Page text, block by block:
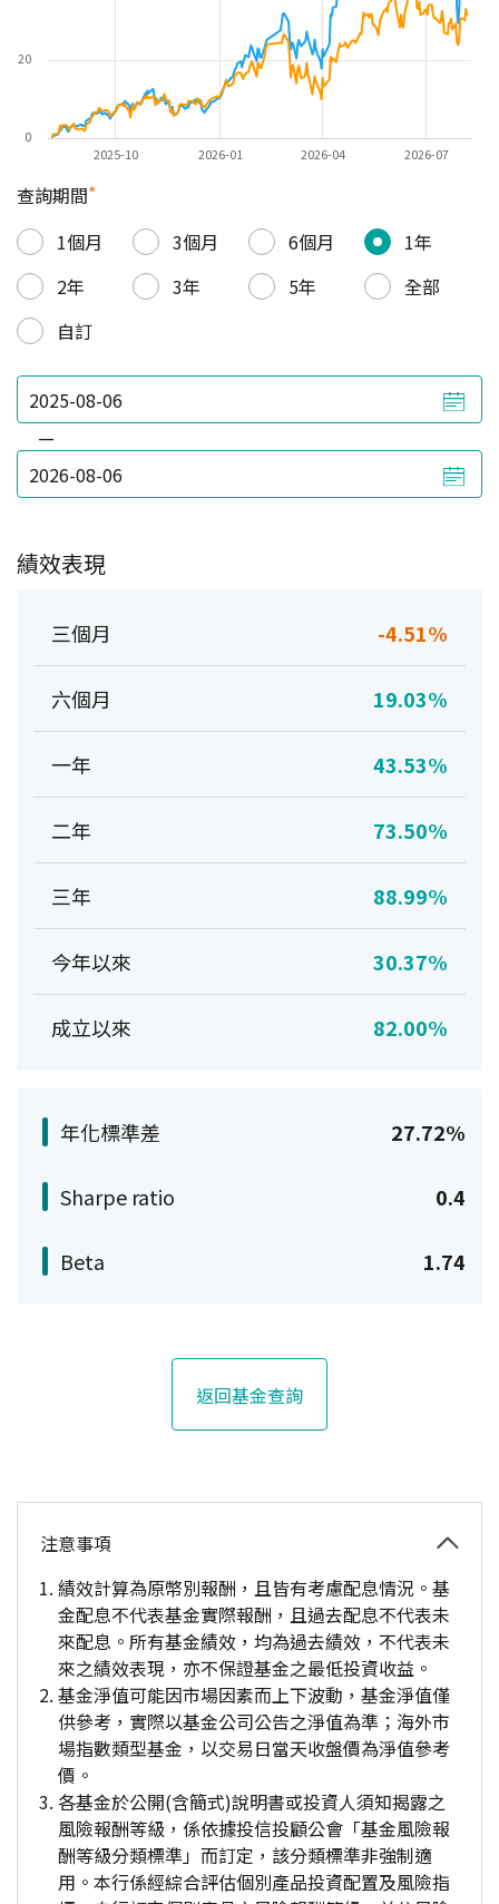
2025-10 2026-01 2026-04 2026-07
0
20
查詢期間*
1個月
3個月 6個月
1年
2年
3年 5年
全部
自訂
—
績效表現
三個月 -4.51%
六個月 19.03%
一年 43.53%
二年 73.50%
三年 88.99%
今年以來 30.37%
成立以來 82.00%
年化標準差 27.72%
Sharpe ratio 0.4
Beta 1.74
返回基金查詢
注意事項
績效計算為原幣別報酬，且皆有考慮配息情況。基
金配息不代表基金實際報酬，且過去配息不代表未
來配息。所有基金績效，均為過去績效，不代表未
來之績效表現，亦不保證基金之最低投資收益。
基金淨值可能因市場因素而上下波動，基金淨值僅
供參考，實際以基金公司公告之淨值為準；海外市
場指數類型基金，以交易日當天收盤價為淨值參考
價。
各基金於公開(含簡式)說明書或投資人須知揭露之
風險報酬等級，係依據投信投顧公會「基金風險報
酬等級分類標準」而訂定，該分類標準非強制適
用。本行係經綜合評估個別產品投資配置及風險指